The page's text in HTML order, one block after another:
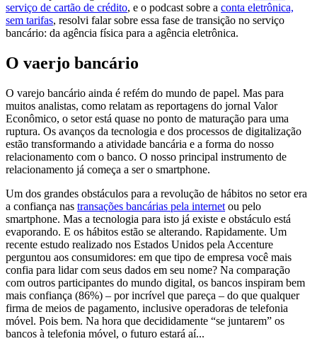
serviço de cartão de crédito, e o podcast sobre a conta eletrônica,
sem tarifas, resolvi falar sobre essa fase de transição no serviço
bancário: da agência física para a agência eletrônica.
O vaerjo bancário
O varejo bancário ainda é refém do mundo de papel. Mas para
muitos analistas, como relatam as reportagens do jornal Valor
Econômico, o setor está quase no ponto de maturação para uma
ruptura. Os avanços da tecnologia e dos processos de digitalização
estão transformando a atividade bancária e a forma do nosso
relacionamento com o banco. O nosso principal instrumento de
relacionamento já começa a ser o smartphone.
Um dos grandes obstáculos para a revolução de hábitos no setor era
a confiança nas transações bancárias pela internet ou pelo
smartphone. Mas a tecnologia para isto já existe e obstáculo está
evaporando. E os hábitos estão se alterando. Rapidamente. Um
recente estudo realizado nos Estados Unidos pela Accenture
perguntou aos consumidores: em que tipo de empresa você mais
confia para lidar com seus dados em seu nome? Na comparação
com outros participantes do mundo digital, os bancos inspiram bem
mais confiança (86%) – por incrível que pareça – do que qualquer
firma de meios de pagamento, inclusive operadoras de telefonia
móvel. Pois bem. Na hora que decididamente “se juntarem” os
bancos à telefonia móvel, o futuro estará aí...